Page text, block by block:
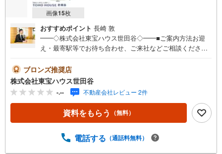
画像15枚
おすすめポイント 長崎 敦
━━◇株式会社東宝ハウス世田谷◇━━■ご案内方法お迎
え・最寄駅等でお待ち合わせ、ご来社などご相談くださ
をいたします。■ご予約方法直接お電話ください。メールで
のご予約も承ります。突然のご来店でも対応可能です。事
前に鍵の手配が必要な場合がございます。お早目にご連絡
をいただけると、大変スムーズです。■その他、各種ご相談
もお気軽にどうぞ！◎ファイナンシャルプランナーによる
ライフシミュレーション・生活収支のキャッシュフローを
た資金計画のご提案・効果的な生命保険の見直し ◎住宅ロ
ブロンズ推奨店
株式会社東宝ハウス世田谷
-.-- 不動産会社レビュー 2件
資料をもらう （無料）
電話する （通話料無料）